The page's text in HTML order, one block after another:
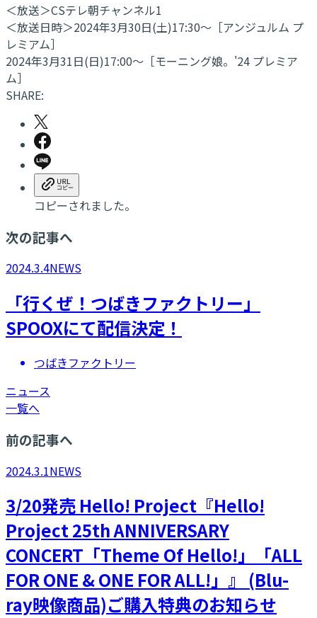
＜放送＞CSテレ朝チャンネル1
＜放送日時＞2024年3月30日(土)17:30～［アンジュルム プ
レミアム］
2024年3月31日(日)17:00～［モーニング娘。'24 プレミア
ム］
SHARE:
コピーされました。
次の記事へ
2024.3.4NEWS
「行くぜ！つばきファクトリー」
SPOOXにて配信決定！
つばきファクトリー
ニュース
一覧へ
前の記事へ
2024.3.1NEWS
3/20発売 Hello! Project『Hello!
Project 25th ANNIVERSARY
CONCERT「Theme Of Hello!」「ALL
FOR ONE & ONE FOR ALL!」』 (Blu-
ray映像商品)ご購入特典のお知らせ